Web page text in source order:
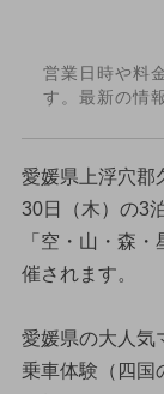
営業日時や料
す。最新の情
愛媛県上浮穴郡
30日（木）の3
「空・山・森
催されます。
愛媛県の大人気
乗車体験（四国